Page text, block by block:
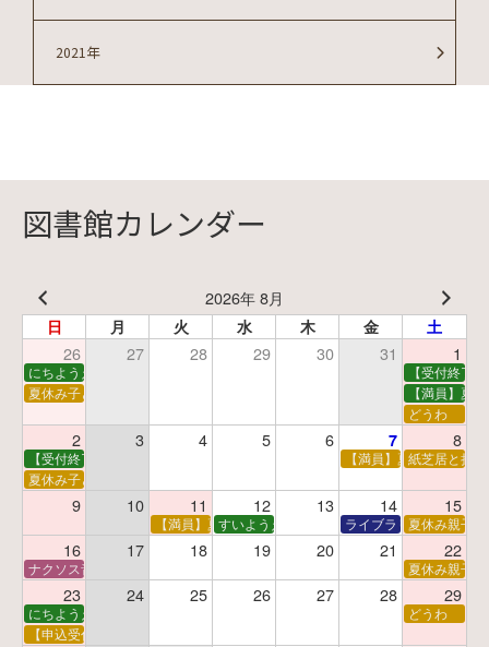
2021年
図書館カレンダー
2026年 8月
日 月 火 水 木 金 土
26 27 28 29 30 31 1
にちようえほん
【受付終了
夏休み子ども映画会
【満員】夏
どうわ
2 3 4 5 6 7 8
【受付終了】親子で挑戦！調べ学習ワークショップ 【満員】夏休み科学あ
紙芝居と折
夏休み子ども平和映画会
9 10 11 12 13 14 15
【満員】夏休みおはなし工作会
すいようえほん ライブラリーシアター
夏休み親子
16 17 18 19 20 21 22
ナクソス音楽会 第5回 NHK交響楽団創立100年 夏休み親子
23 24 25 26 27 28 29
にちようえほん
どうわ
【申込受付中】ゆうべのこわ～いおはなし会